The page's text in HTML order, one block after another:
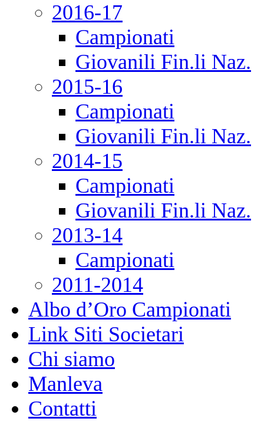
2016-17
Campionati
Giovanili Fin.li Naz.
2015-16
Campionati
Giovanili Fin.li Naz.
2014-15
Campionati
Giovanili Fin.li Naz.
2013-14
Campionati
2011-2014
Albo d’Oro Campionati
Link Siti Societari
Chi siamo
Manleva
Contatti